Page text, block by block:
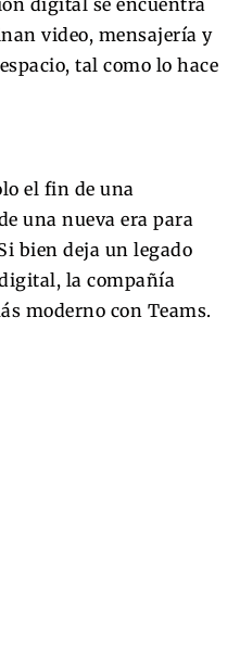
video, mensajería y
tal como lo hace
el fin de una
una nueva era para
bien deja un legado
la compañía
moderno con Teams.